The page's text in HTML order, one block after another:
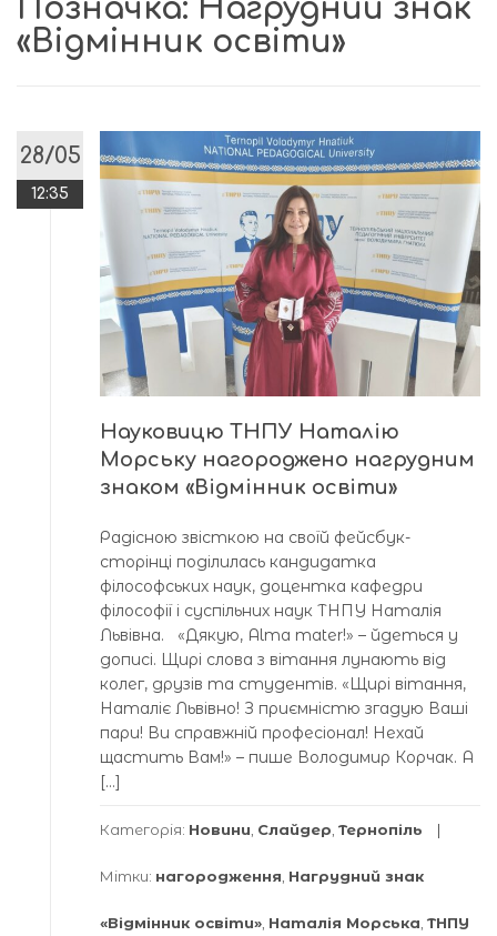
Позначка: Нагрудний знак
«Відмінник освіти»
28/05
12:35
Науковицю ТНПУ Наталію
Морську нагороджено нагрудним
знаком «Відмінник освіти»
Радісною звісткою на своїй фейсбук-
сторінці поділилась кандидатка
філософських наук, доцентка кафедри
філософії і суспільних наук ТНПУ Наталія
Львівна. «Дякую, Alma mater!» – йдеться у
дописі. Щирі слова з вітання лунають від
колег, друзів та студентів. «Щирі вітання,
Наталіє Львівно! З приємністю згадую Ваші
пари! Ви справжній професіонал! Нехай
щастить Вам!» – пише Володимир Корчак. А
[…]
Категорія: Новини Слайдер Тернопіль
Мітки: нагородження Нагрудний знак
«Відмінник освіти» Наталія Морська ТНПУ